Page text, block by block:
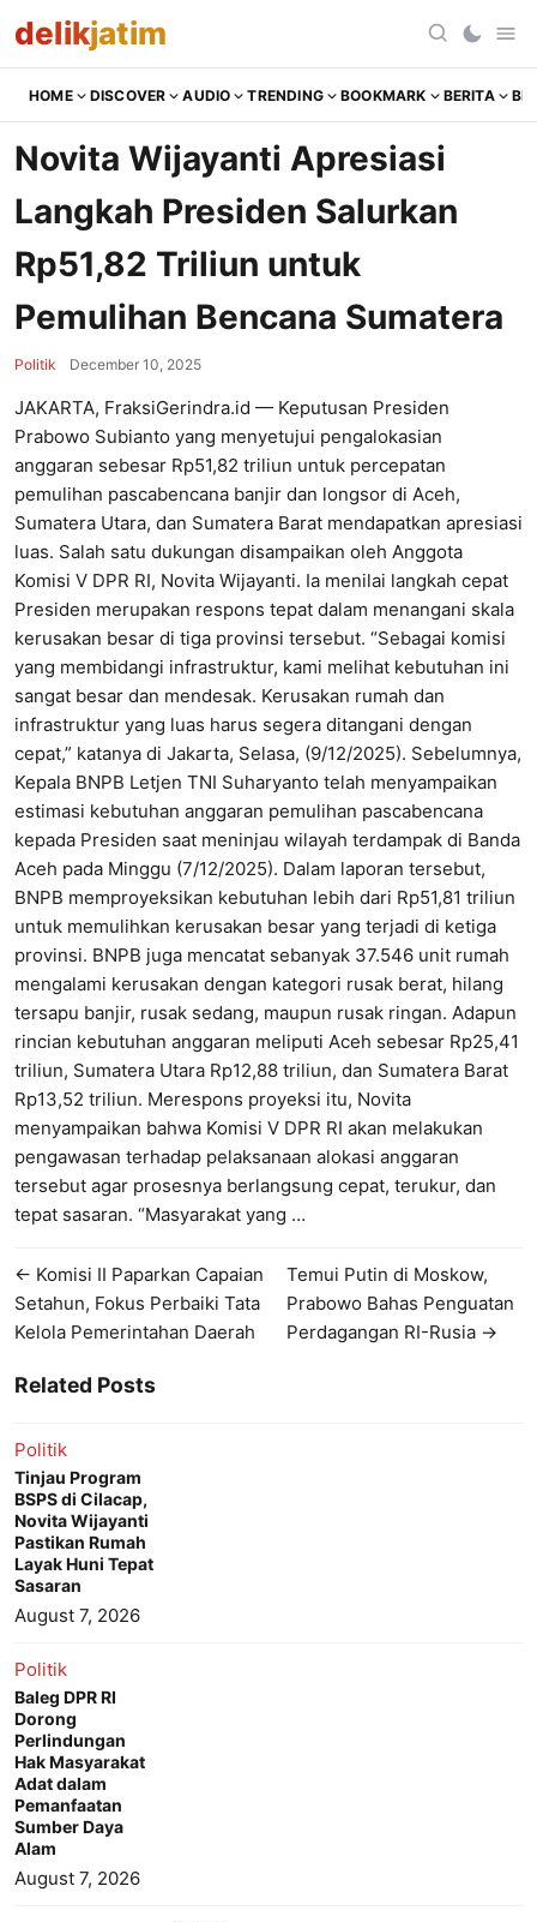
delikjatim
HOME DISCOVER AUDIO TRENDING BOOKMARK BERITA
Novita Wijayanti Apresiasi
Langkah Presiden Salurkan
Rp51,82 Triliun untuk
Pemulihan Bencana Sumatera
Politik December 10, 2025
JAKARTA, FraksiGerindra.id — Keputusan Presiden
Prabowo Subianto yang menyetujui pengalokasian
anggaran sebesar Rp51,82 triliun untuk percepatan
pemulihan pascabencana banjir dan longsor di Aceh,
Sumatera Utara, dan Sumatera Barat mendapatkan apresiasi
luas. Salah satu dukungan disampaikan oleh Anggota
Komisi V DPR RI, Novita Wijayanti. Ia menilai langkah cepat
Presiden merupakan respons tepat dalam menangani skala
kerusakan besar di tiga provinsi tersebut. “Sebagai komisi
yang membidangi infrastruktur, kami melihat kebutuhan ini
sangat besar dan mendesak. Kerusakan rumah dan
infrastruktur yang luas harus segera ditangani dengan
cepat,” katanya di Jakarta, Selasa, (9/12/2025). Sebelumnya,
Kepala BNPB Letjen TNI Suharyanto telah menyampaikan
estimasi kebutuhan anggaran pemulihan pascabencana
kepada Presiden saat meninjau wilayah terdampak di Banda
Aceh pada Minggu (7/12/2025). Dalam laporan tersebut,
BNPB memproyeksikan kebutuhan lebih dari Rp51,81 triliun
untuk memulihkan kerusakan besar yang terjadi di ketiga
provinsi. BNPB juga mencatat sebanyak 37.546 unit rumah
mengalami kerusakan dengan kategori rusak berat, hilang
tersapu banjir, rusak sedang, maupun rusak ringan. Adapun
rincian kebutuhan anggaran meliputi Aceh sebesar Rp25,41
triliun, Sumatera Utara Rp12,88 triliun, dan Sumatera Barat
Rp13,52 triliun. Merespons proyeksi itu, Novita
menyampaikan bahwa Komisi V DPR RI akan melakukan
pengawasan terhadap pelaksanaan alokasi anggaran
tersebut agar prosesnya berlangsung cepat, terukur, dan
tepat sasaran. “Masyarakat yang …
← Komisi II Paparkan Capaian
Setahun, Fokus Perbaiki Tata
Kelola Pemerintahan Daerah
Temui Putin di Moskow,
Prabowo Bahas Penguatan
Perdagangan RI-Rusia →
Related Posts
Politik
Tinjau Program
BSPS di Cilacap,
Novita Wijayanti
Pastikan Rumah
Layak Huni Tepat
Sasaran
August 7, 2026
Politik
Baleg DPR RI
Dorong
Perlindungan
Hak Masyarakat
Adat dalam
Pemanfaatan
Sumber Daya
Alam
August 7, 2026